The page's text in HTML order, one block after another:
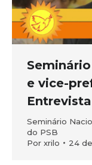
e vice-
Seminário
do PSB
Por xrilo 24